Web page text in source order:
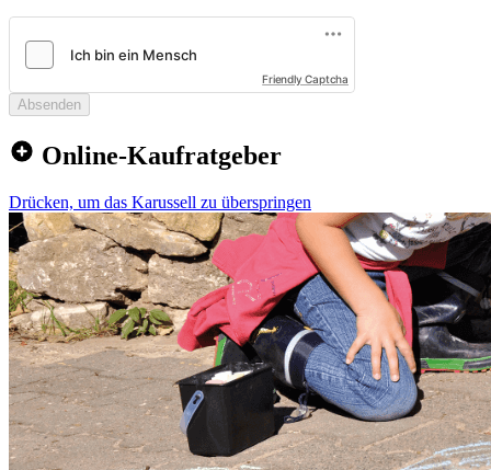
Friendly Captcha
Absenden
Online-Kaufratgeber
Drücken, um das Karussell zu überspringen